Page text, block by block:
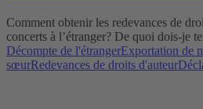
Comment obtenir les redevances de
concerts à l’étranger? De quoi dois-je
Décompte de l'étrangerExportation de
sœurRedevances de droits d'auteur